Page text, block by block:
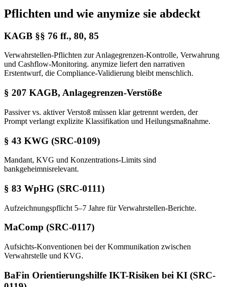
Pflichten und wie anymize sie abdeckt
KAGB §§ 76 ff., 80, 85
Verwahrstellen-Pflichten zur Anlagegrenzen-Kontrolle, Verwahrung
und Cashflow-Monitoring. anymize liefert den narrativen
Erstentwurf, die Compliance-Validierung bleibt menschlich.
§ 207 KAGB, Anlagegrenzen-Verstöße
Passiver vs. aktiver Verstoß müssen klar getrennt werden, der
Prompt verlangt explizite Klassifikation und Heilungsmaßnahme.
§ 43 KWG (SRC-0109)
Mandant, KVG und Konzentrations-Limits sind
bankgeheimnisrelevant.
§ 83 WpHG (SRC-0111)
Aufzeichnungspflicht 5–7 Jahre für Verwahrstellen-Berichte.
MaComp (SRC-0117)
Aufsichts-Konventionen bei der Kommunikation zwischen
Verwahrstelle und KVG.
BaFin Orientierungshilfe IKT-Risiken bei KI (SRC-